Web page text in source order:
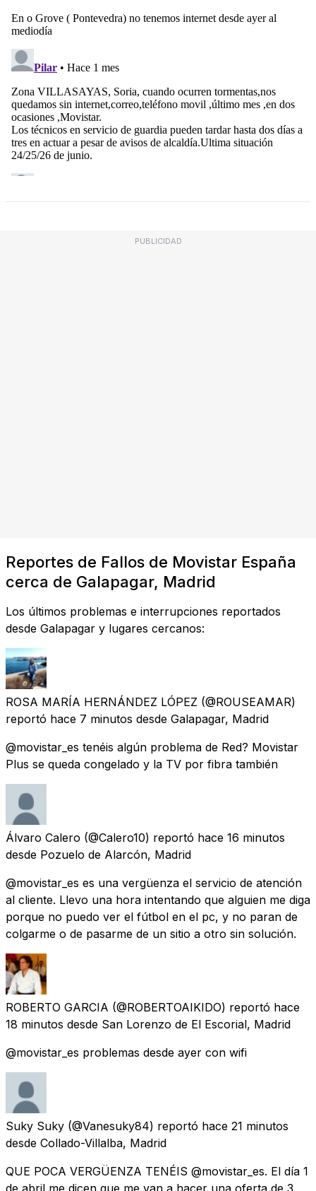
PUBLICIDAD
Reportes de Fallos de Movistar España
cerca de Galapagar, Madrid
Los últimos problemas e interrupciones reportados
desde Galapagar y lugares cercanos:
ROSA MARÍA HERNÁNDEZ LÓPEZ (@ROUSEAMAR)
reportó hace 7 minutos desde Galapagar, Madrid
@movistar_es tenéis algún problema de Red? Movistar
Plus se queda congelado y la TV por fibra también
Álvaro Calero (@Calero10) reportó hace 16 minutos
desde Pozuelo de Alarcón, Madrid
@movistar_es es una vergüenza el servicio de atención
al cliente. Llevo una hora intentando que alguien me diga
porque no puedo ver el fútbol en el pc, y no paran de
colgarme o de pasarme de un sitio a otro sin solución.
ROBERTO GARCIA (@ROBERTOAIKIDO) reportó hace
18 minutos desde San Lorenzo de El Escorial, Madrid
@movistar_es problemas desde ayer con wifi
Suky Suky (@Vanesuky84) reportó hace 21 minutos
desde Collado-Villalba, Madrid
QUE POCA VERGÜENZA TENÉIS @movistar_es. El día 1
de abril me dicen que me van a hacer una oferta de 3